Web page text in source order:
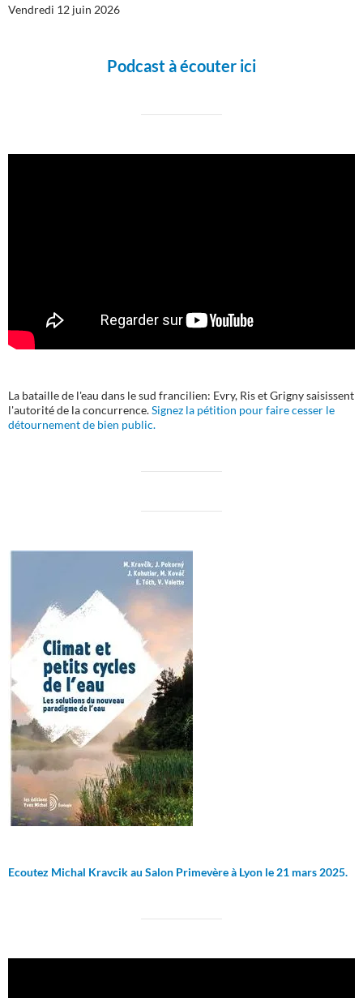
Vendredi 12 juin 2026
Podcast à écouter ici
La bataille de l'eau dans le sud francilien: Evry, Ris et Grigny saisissent
l'autorité de la concurrence.Signez la pétition pour faire cesser le
détournement de bien public.
Ecoutez Michal Kravcik au Salon Primevère à Lyon le 21 mars 2025.